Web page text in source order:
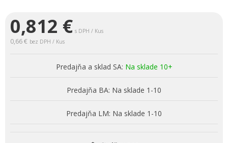
0,812 € s DPH / Kus
0,66 € bez DPH / Kus
Predajňa a sklad SA: Na sklade 10+
Predajňa BA: Na sklade 1-10
Predajňa LM: Na sklade 1-10